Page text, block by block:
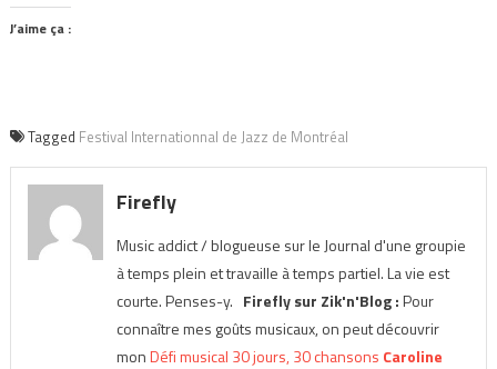
J’aime ça :
Tagged Festival Internationnal de Jazz de Montréal
Firefly
Music addict / blogueuse sur le Journal d'une groupie
à temps plein et travaille à temps partiel. La vie est
courte. Penses-y. Firefly sur Zik'n'Blog :Pour
connaître mes goûts musicaux, on peut découvrir
monDéfi musical 30 jours, 30 chansons Caroline